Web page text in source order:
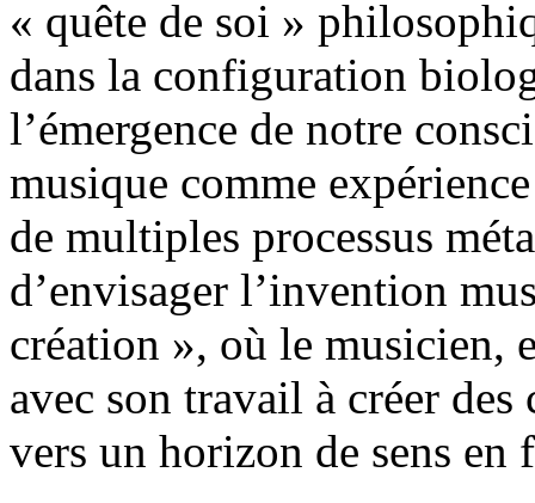
« quête de soi »
dans la configuration
l’émergence de notre
musique comme
de multiples processus
d’envisager l’invention
création », où le musicien,
avec son travail à créer
vers un horizon de sens